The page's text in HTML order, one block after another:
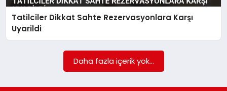
EKONOMI
Tatilciler Dikkat Sahte Rezervasyonlara Karşı
Uyarildi
Daha fazla içerik yok...